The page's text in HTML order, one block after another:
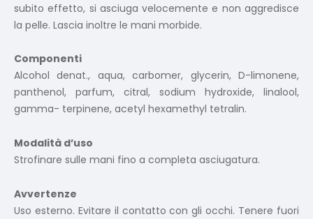
subito effetto, si asciuga velocemente e non aggredisce
la pelle. Lascia inoltre le mani morbide.
Componenti
Alcohol denat., aqua, carbomer, glycerin, D-limonene,
panthenol, parfum, citral, sodium hydroxide, linalool,
gamma- terpinene, acetyl hexamethyl tetralin.
Modalità d’uso
Strofinare sulle mani fino a completa asciugatura.
Avvertenze
Uso esterno. Evitare il contatto con gli occhi. Tenere fuori